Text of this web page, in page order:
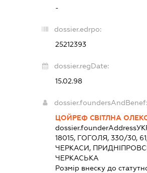
-
dossier.edrpo:
25212393
dossier.regDate:
15.02.98
dossier.foundersAndBenef:
ЦОЙРЕФ СВІТЛНА
dossier.founderAddress
18015, ГОГОЛЯ, 330/30,
ЧЕРКАСИ,
ЧЕРКАСЬКА
Розмір внеску до